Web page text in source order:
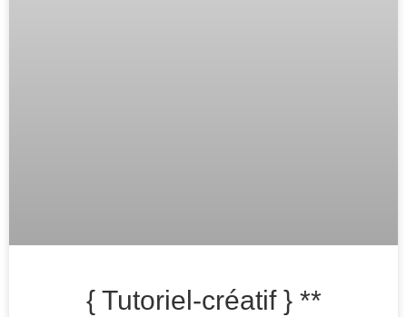
{ Tutoriel-créatif } **